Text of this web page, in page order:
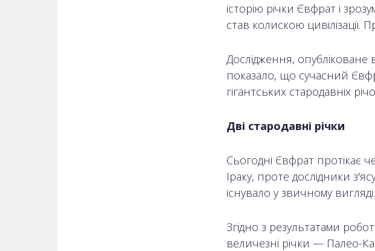
історію річки Євфрат і
став колискою
Дослідження, опубліковане
показало, що сучасний
гігантських стародавніх
Дві стародавні річки
Сьогодні Євфрат протікає
Іраку, проте дослідники
існувало у звичному вигляді.
Згідно з результатами
величезні річки — Палео-